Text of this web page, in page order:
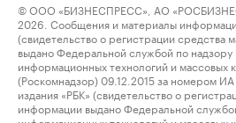
© ООО «БИЗНЕСПРЕСС», АО
2026. Сообщения и материалы
(свидетельство о регистрации средства
выдано Федеральной службой по надзору
информационных технологий и массовых
(Роскомнадзор) 09.12.2015 за номером
издания «РБК» (свидетельство о
информации выдано Федеральной